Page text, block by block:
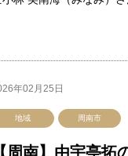
年02月25日
地域 周南市
周南】由宇亭拓